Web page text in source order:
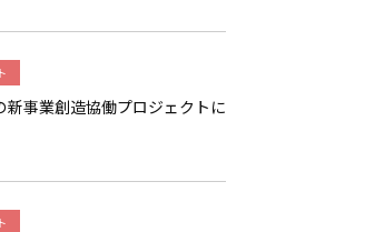
新事業創造協働プロジェクトに